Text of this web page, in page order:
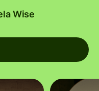
Wise